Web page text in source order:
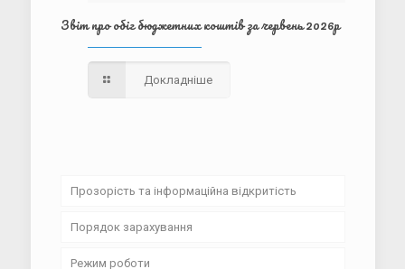
Звіт про обіг бюджетних коштів за червень 2026р
Докладніше
Прозорість та інформаційна відкритість
Установчі документи
Освітні програми та навчальні плани
Порядок зарахування
Режим роботи